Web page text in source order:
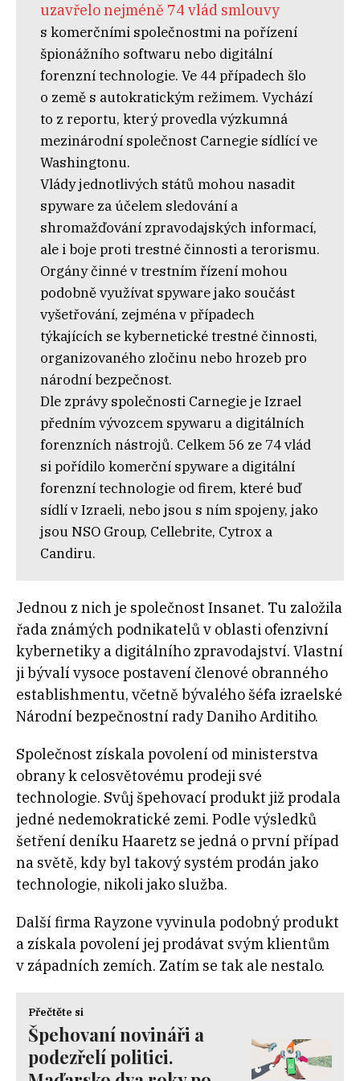
uzavřelo nejméně 74 vlád smlouvy
s komerčními společnostmi na pořízení
špionážního softwaru nebo digitální
forenzní technologie. Ve 44 případech šlo
o země s autokratickým režimem. Vychází
to z reportu, který provedla výzkumná
mezinárodní společnost Carnegie sídlící ve
Washingtonu.
Vlády jednotlivých států mohou nasadit
spyware za účelem sledování a
shromažďování zpravodajských informací,
ale i boje proti trestné činnosti a terorismu.
Orgány činné v trestním řízení mohou
podobně využívat spyware jako součást
vyšetřování, zejména v případech
týkajících se kybernetické trestné činnosti,
organizovaného zločinu nebo hrozeb pro
národní bezpečnost.
Dle zprávy společnosti Carnegie je Izrael
předním vývozcem spywaru a digitálních
forenzních nástrojů. Celkem 56 ze 74 vlád
si pořídilo komerční spyware a digitální
forenzní technologie od firem, které buď
sídlí v Izraeli, nebo jsou s ním spojeny, jako
jsou NSO Group, Cellebrite, Cytrox a
Candiru.
Jednou z nich je společnost Insanet. Tu založila
řada známých podnikatelů v oblasti ofenzivní
kybernetiky a digitálního zpravodajství. Vlastní
ji bývalí vysoce postavení členové obranného
establishmentu, včetně bývalého šéfa izraelské
Národní bezpečnostní rady Daniho Arditiho.
Společnost získala povolení od ministerstva
obrany k celosvětovému prodeji své
technologie. Svůj špehovací produkt již prodala
jedné nedemokratické zemi. Podle výsledků
šetření deníku Haaretz se jedná o první případ
na světě, kdy byl takový systém prodán jako
technologie, nikoli jako služba.
Další firma Rayzone vyvinula podobný produkt
a získala povolení jej prodávat svým klientům
v západních zemích. Zatím se tak ale nestalo.
Přečtěte si
Špehovaní novináři a
podezřelí politici.